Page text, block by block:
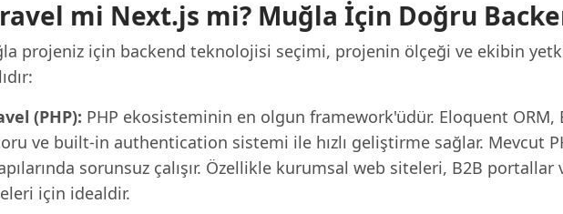
mi Next.js mi? Muğla İçin Doğru
projeniz için backend teknolojisi seçimi, projenin ölçeği ve ekibin
(PHP): PHP ekosisteminin en olgun framework'üdür. Eloquent
ve built-in authentication sistemi ile hızlı geliştirme sağlar. Mevcut
sorunsuz çalışır. Özellikle kurumsal web siteleri, B2B portallar
için idealdir.